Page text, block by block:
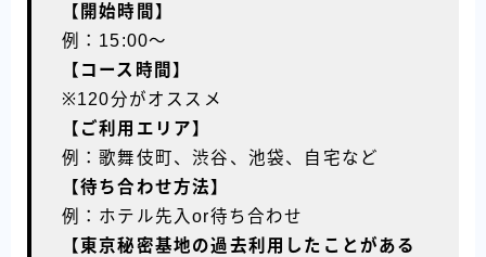
【開始時間】
例：15:00〜
【コース時間】
※120分がオススメ
【ご利用エリア】
例：歌舞伎町、渋谷、池袋、自宅など
【待ち合わせ方法】
例：ホテル先入or待ち合わせ
【東京秘密基地の過去利用したことがある